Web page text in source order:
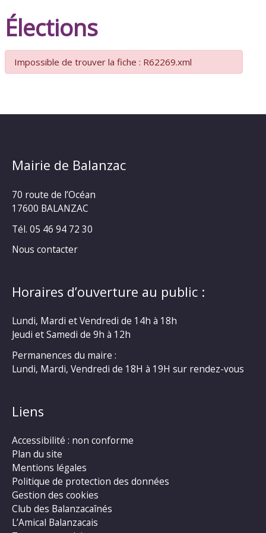
Élections
Impossible de trouver la fiche : R62269.xml
Mairie de Balanzac
70 route de l’Océan
17600 BALANZAC
Tél. 05 46 94 72 30
Nous contacter
Horaires d’ouverture au public :
Lundi, Mardi et Vendredi de 14h à 18h
Jeudi et Samedi de 9h à 12h
Permanences du maire :
Lundi, Mardi, Vendredi de 18H à 19H sur rendez-vous
Liens
Accessibilité : non conforme
Plan du site
Mentions légales
Politique de protection des données
Gestion des cookies
Club des Balanzacaînés
L’Amical Balanzacais